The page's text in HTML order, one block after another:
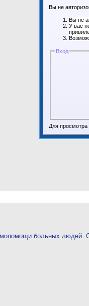
Вы не
Вы не
У вас
Вход
Для
больных людей.